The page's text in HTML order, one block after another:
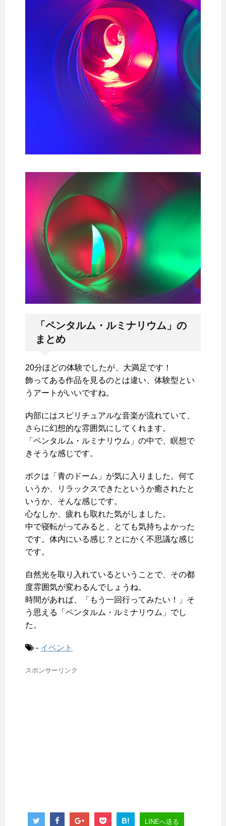
「ペンタルム・ルミナリウム」の
まとめ
20分ほどの体験でしたが、大満足です！
飾ってある作品を見るのとは違い、体験型とい
うアートがいいですね。
内部にはスピリチュアルな音楽が流れていて、
さらに幻想的な雰囲気にしてくれます。
「ペンタルム・ルミナリウム」の中で、瞑想で
きそうな感じです。
ボクは「青のドーム」が気に入りました。何て
いうか、リラックスできたというか癒されたと
いうか、そんな感じです。
心なしか、疲れも取れた気がしました。
中で寝転がってみると、とても気持ちよかった
です。体内にいる感じ？とにかく不思議な感じ
です。
自然光を取り入れているということで、その都
度雰囲気が変わるんでしょうね。
時間があれば、「もう一回行ってみたい！」そ
う思える「ペンタルム・ルミナリウム」でし
た。
- イベント
スポンサーリンク
B! LINEへ送る